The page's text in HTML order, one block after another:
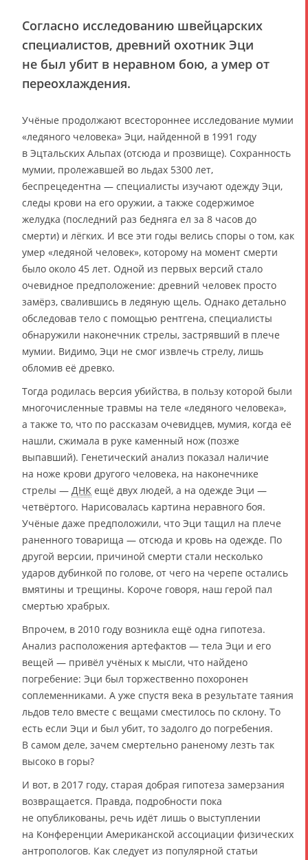
Согласно исследованию швейцарских
специалистов, древний охотник Эци
не был убит в неравном бою, а умер от
переохлаждения.
Учёные продолжают всестороннее исследование мумии
«ледяного человека» Эци, найденной в 1991 году
в Эцтальских Альпах (отсюда и прозвище). Сохранность
мумии, пролежавшей во льдах 5300 лет,
беспрецедентна — специалисты изучают одежду Эци,
следы крови на его оружии, а также содержимое
желудка (последний раз бедняга ел за 8 часов до
смерти) и лёгких. И все эти годы велись споры о том, как
умер «ледяной человек», которому на момент смерти
было около 45 лет. Одной из первых версий стало
очевидное предположение: древний человек просто
замёрз, свалившись в ледяную щель. Однако детально
обследовав тело с помощью рентгена, специалисты
обнаружили наконечник стрелы, застрявший в плече
мумии. Видимо, Эци не смог извлечь стрелу, лишь
обломив её древко.
Тогда родилась версия убийства, в пользу которой были
многочисленные травмы на теле «ледяного человека»,
а также то, что по рассказам очевидцев, мумия, когда её
нашли, сжимала в руке каменный нож (позже
выпавший). Генетический анализ показал наличие
на ноже крови другого человека, на наконечнике
стрелы — ДНК ещё двух людей, а на одежде Эци —
четвёртого. Нарисовалась картина неравного боя.
Учёные даже предположили, что Эци тащил на плече
раненного товарища — отсюда и кровь на одежде. По
другой версии, причиной смерти стали несколько
ударов дубинкой по голове, от чего на черепе остались
вмятины и трещины. Короче говоря, наш герой пал
смертью храбрых.
Впрочем, в 2010 году возникла ещё одна гипотеза.
Анализ расположения артефактов — тела Эци и его
вещей — привёл учёных к мысли, что найдено
погребение: Эци был торжественно похоронен
соплеменниками. А уже спустя века в результате таяния
льдов тело вместе с вещами сместилось по склону. То
есть если Эци и был убит, то задолго до погребения.
В самом деле, зачем смертельно раненому лезть так
высоко в горы?
И вот, в 2017 году, старая добрая гипотеза замерзания
возвращается. Правда, подробности пока
не опубликованы, речь идёт лишь о выступлении
на Конференции Американской ассоциации физических
антропологов. Как следует из популярной статьи